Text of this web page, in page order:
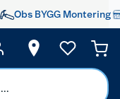
Obs BYGG Montering